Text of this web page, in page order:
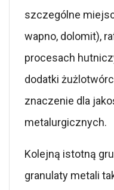
szczególne
wapno, dolomit),
procesach
dodatki
znaczenie dla
metalurgicznych.
Kolejną istotną
granulaty metali